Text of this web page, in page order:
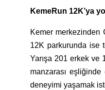
KemeRun 12K’ya
Kemer merkezinden
12K parkurunda ise
Yarışa 201 erkek ve
manzarası
deneyimi yaşamak